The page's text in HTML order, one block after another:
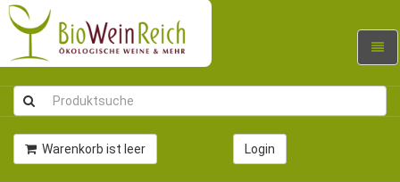
Warenkorb ist leer Login